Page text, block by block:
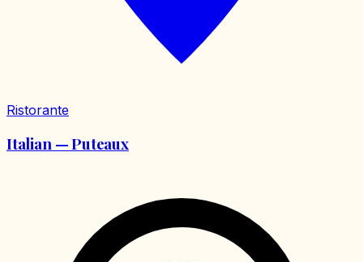
Ristorante
Italian — Puteaux